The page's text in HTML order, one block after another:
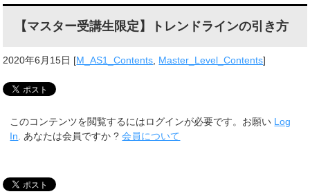
【マスター受講生限定】トレンドラインの引き方
2020年6月15日 [M_AS1_Contents, Master_Level_Contents]
このコンテンツを閲覧するにはログインが必要です。お願い Log
In. あなたは会員ですか ?会員について